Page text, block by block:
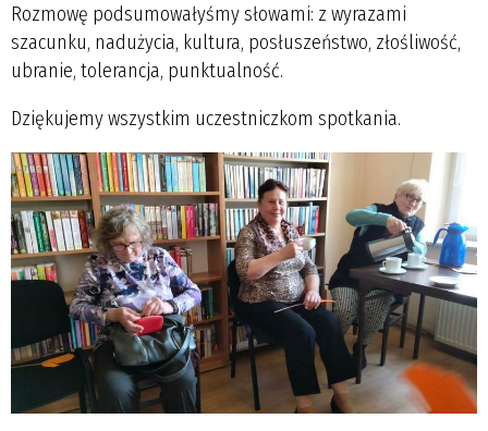
Rozmowę podsumowałyśmy słowami: z wyrazami
szacunku, nadużycia, kultura, posłuszeństwo, złośliwość,
ubranie, tolerancja, punktualność.
Dziękujemy wszystkim uczestniczkom spotkania.